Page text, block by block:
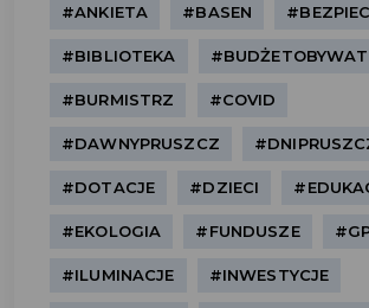
#ANKIETA #BASEN
#BIBLIOTEKA
#BURMISTRZ #COVID
#DAWNYPRUSZCZ
#DOTACJE #DZIECI
#EKOLOGIA #FUNDUSZE
#ILUMINACJE #INWESTYCJE